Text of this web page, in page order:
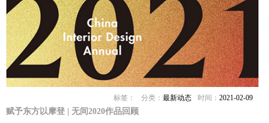
时间：2021-02-09
分类：最新动态
标签：
赋予东方以摩登 | 无间2020作品回顾